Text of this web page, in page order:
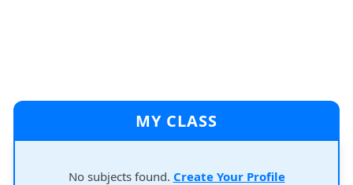
MY CLASS
No subjects found. Create Your Profile